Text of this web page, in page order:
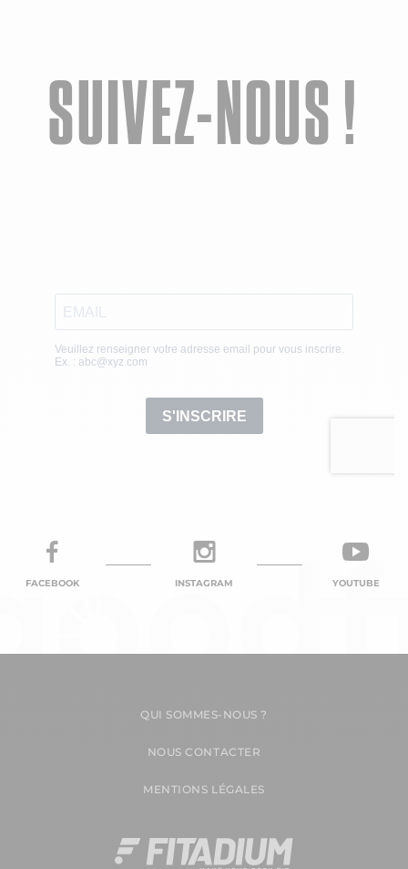
SUIVEZ-NOUS !
FACEBOOK INSTAGRAM YOUTUBE
QUI SOMMES-NOUS ?
NOUS CONTACTER
MENTIONS LÉGALES